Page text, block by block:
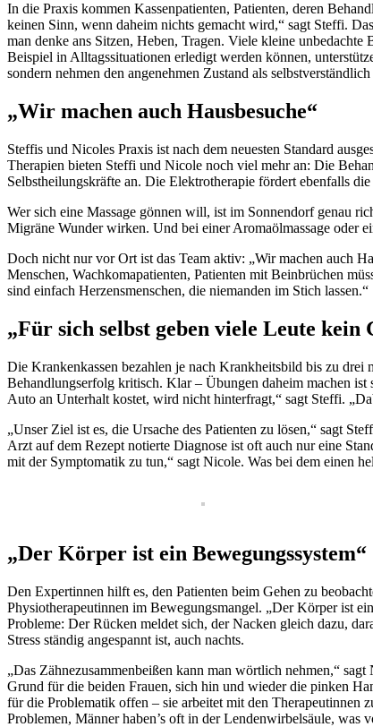
In die Praxis kommen Kassenpatienten, Patienten, deren
keinen Sinn, wenn daheim nichts gemacht wird,“ sagt Steffi.
man denke ans Sitzen, Heben, Tragen. Viele kleine
Beispiel in Alltagssituationen erledigt werden können,
sondern nehmen den angenehmen Zustand als
„Wir machen auch Hausbesuche“
Steffis und Nicoles Praxis ist nach dem neuesten Standard
Therapien bieten Steffi und Nicole noch viel mehr an: Die
Selbstheilungskräfte an. Die Elektrotherapie fördert ebenfalls
Wer sich eine Massage gönnen will, ist im Sonnendorf genau
Migräne Wunder wirken. Und bei einer Aromaölmassage oder
Doch nicht nur vor Ort ist das Team aktiv: „Wir machen auch
Menschen, Wachkomapatienten, Patienten mit Beinbrüchen
sind einfach Herzensmenschen, die niemanden im Stich lassen.“
„Für sich selbst geben viele Leute kein
Die Krankenkassen bezahlen je nach Krankheitsbild bis zu drei
Behandlungserfolg kritisch. Klar – Übungen daheim machen ist
Auto an Unterhalt kostet, wird nicht hinterfragt,“ sagt Steffi.
„Unser Ziel ist es, die Ursache des Patienten zu lösen,“ sagt
Arzt auf dem Rezept notierte Diagnose ist oft auch nur eine
mit der Symptomatik zu tun,“ sagt Nicole. Was bei dem einen
„Der Körper ist ein Bewegungssystem“
Den Expertinnen hilft es, den Patienten beim Gehen zu
Physiotherapeutinnen im Bewegungsmangel. „Der Körper ist
Probleme: Der Rücken meldet sich, der Nacken gleich dazu,
Stress ständig angespannt ist, auch nachts.
„Das Zähnezusammenbeißen kann man wörtlich nehmen,“
Grund für die beiden Frauen, sich hin und wieder die pinken
für die Problematik offen – sie arbeitet mit den Therapeutinnen
Problemen, Männer haben’s oft in der Lendenwirbelsäule,